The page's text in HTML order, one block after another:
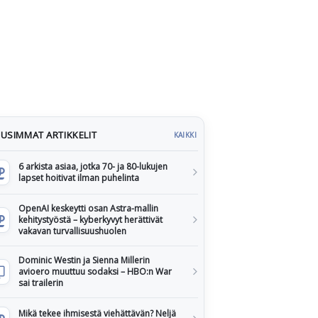
ARTIKKELIT KAIKKI
6 arkista asiaa, jotka 70- ja 80-lukujen
lapset hoitivat ilman puhelinta
OpenAI keskeytti osan Astra-mallin
kehitystyöstä – kyberkyvyt herättivät
vakavan turvallisuushuolen
Dominic Westin ja Sienna Millerin
avioero muuttuu sodaksi – HBO:n War
sai trailerin
Mikä tekee ihmisestä viehättävän? Neljä